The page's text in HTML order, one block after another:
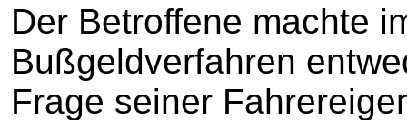
Der Betroffene machte
Bußgeldverfahren
Frage seiner